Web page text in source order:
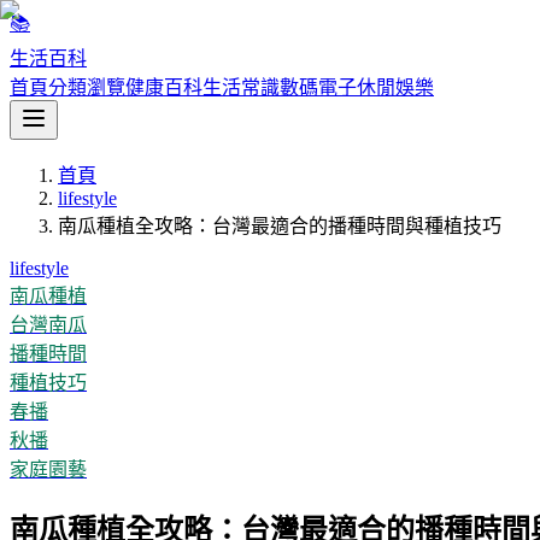
📚
生活百科
首頁分類瀏覽健康百科生活常識數碼電子休閒娛樂
首頁
lifestyle
南瓜種植全攻略：台灣最適合的播種時間與種植技巧
lifestyle
南瓜種植
台灣南瓜
播種時間
種植技巧
春播
秋播
家庭園藝
南瓜種植全攻略：台灣最適合的播種時間